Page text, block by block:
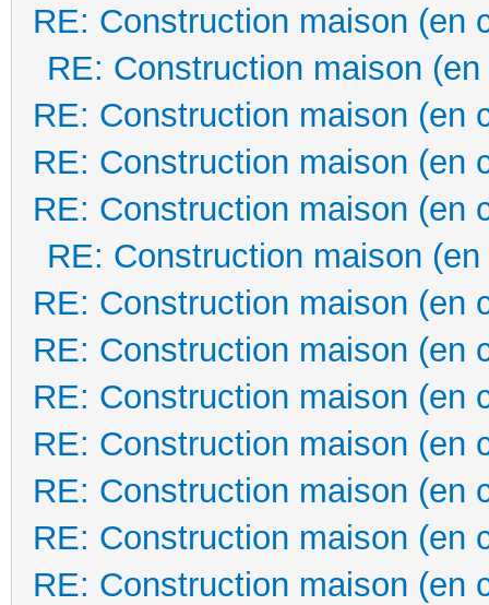
RE: Construction maison (en
RE: Construction maison
RE: Construction maison (en
RE: Construction maison (en
RE: Construction maison (en
RE: Construction maison
RE: Construction maison (en
RE: Construction maison (en
RE: Construction maison (en
RE: Construction maison (en
RE: Construction maison (en
RE: Construction maison (en
RE: Construction maison (en